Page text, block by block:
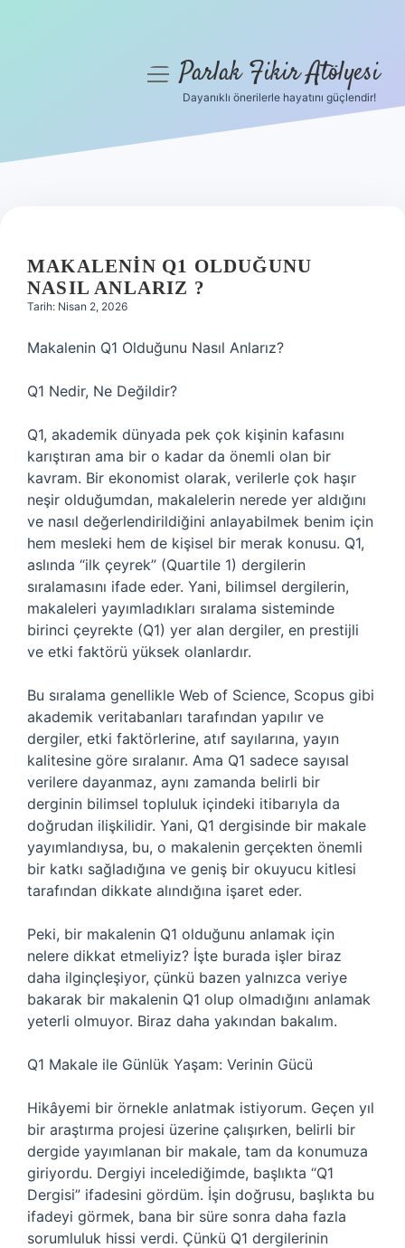
Hakkımızda
menüyüParlak Fikir Atölyesi
Dayanıklı önerilerle hayatını güçlendir!
MAKALENIN Q1 OLDUĞUNU
NASIL ANLARIZ ?
Tarih: Nisan 2, 2026
Makalenin Q1 Olduğunu Nasıl Anlarız?
Q1 Nedir, Ne Değildir?
Q1, akademik dünyada pek çok kişinin kafasını
karıştıran ama bir o kadar da önemli olan bir
kavram. Bir ekonomist olarak, verilerle çok haşır
neşir olduğumdan, makalelerin nerede yer aldığını
ve nasıl değerlendirildiğini anlayabilmek benim için
hem mesleki hem de kişisel bir merak konusu. Q1,
aslında “ilk çeyrek” (Quartile 1) dergilerin
sıralamasını ifade eder. Yani, bilimsel dergilerin,
makaleleri yayımladıkları sıralama sisteminde
birinci çeyrekte (Q1) yer alan dergiler, en prestijli
ve etki faktörü yüksek olanlardır.
Bu sıralama genellikle Web of Science, Scopus gibi
akademik veritabanları tarafından yapılır ve
dergiler, etki faktörlerine, atıf sayılarına, yayın
kalitesine göre sıralanır. Ama Q1 sadece sayısal
verilere dayanmaz, aynı zamanda belirli bir
derginin bilimsel topluluk içindeki itibarıyla da
doğrudan ilişkilidir. Yani, Q1 dergisinde bir makale
yayımlandıysa, bu, o makalenin gerçekten önemli
bir katkı sağladığına ve geniş bir okuyucu kitlesi
tarafından dikkate alındığına işaret eder.
Peki, bir makalenin Q1 olduğunu anlamak için
nelere dikkat etmeliyiz? İşte burada işler biraz
daha ilginçleşiyor, çünkü bazen yalnızca veriye
bakarak bir makalenin Q1 olup olmadığını anlamak
yeterli olmuyor. Biraz daha yakından bakalım.
Q1 Makale ile Günlük Yaşam: Verinin Gücü
Hikâyemi bir örnekle anlatmak istiyorum. Geçen yıl
bir araştırma projesi üzerine çalışırken, belirli bir
dergide yayımlanan bir makale, tam da konumuza
giriyordu. Dergiyi incelediğimde, başlıkta “Q1
Dergisi” ifadesini gördüm. İşin doğrusu, başlıkta bu
ifadeyi görmek, bana bir süre sonra daha fazla
sorumluluk hissi verdi. Çünkü Q1 dergilerinin